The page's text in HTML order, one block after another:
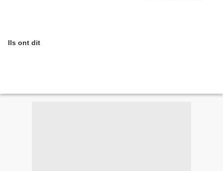
Ils ont dit